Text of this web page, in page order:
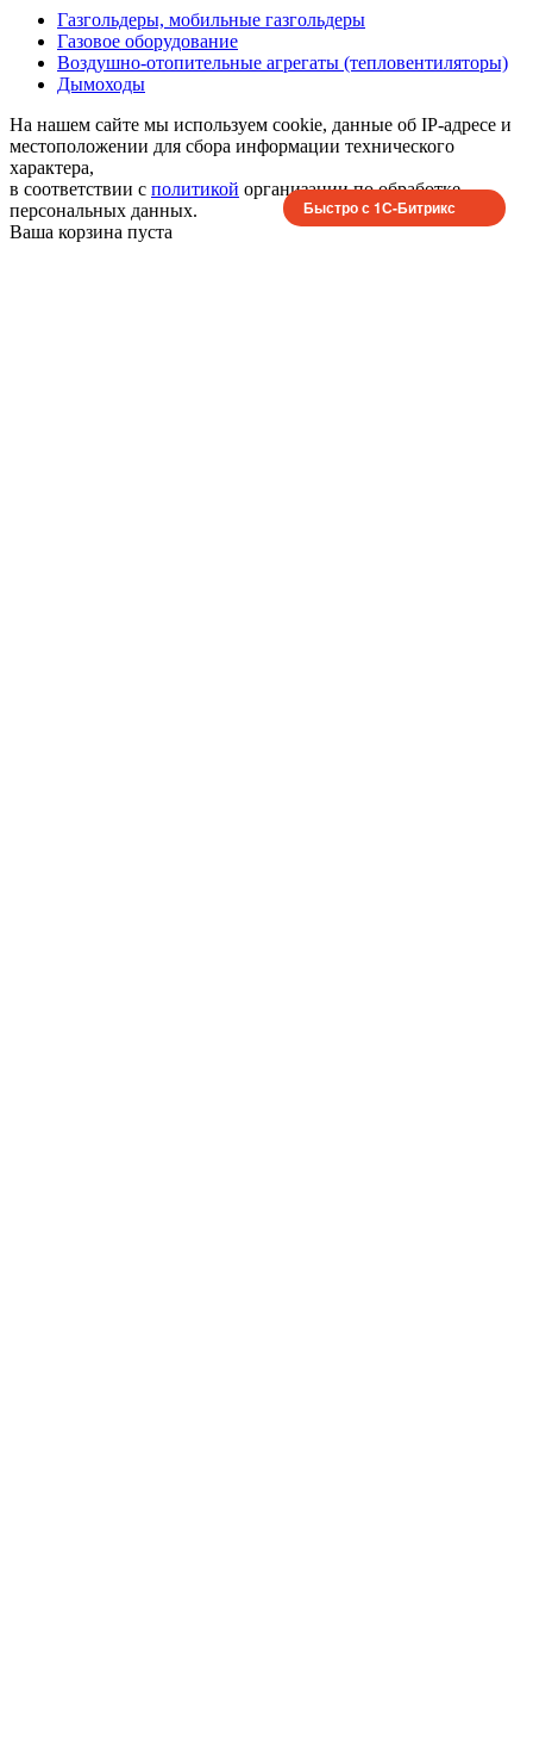
Газгольдеры, мобильные газгольдеры
Газовое оборудование
Воздушно-отопительные агрегаты (тепловентиляторы)
Дымоходы
На нашем сайте мы используем cookie, данные об IP-адресе и
местоположении для сбора информации технического
характера,
в соответствии с политикой организации по обработке
персональных данных.
Ваша корзина пуста
Быстро с 1С-Битрикс